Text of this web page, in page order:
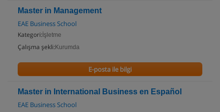
Master in Management
EAE Business School
Kategori: İşletme
Çalışma şekli: Kurumda
E-posta ile bilgi
Master in International Business en Español
EAE Business School